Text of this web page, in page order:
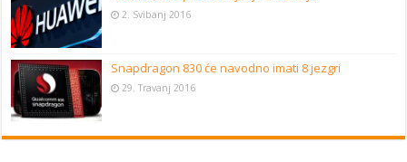
2. Svibanj 2016
Snapdragon 830 će navodno imati 8 jezgri
29. Travanj 2016